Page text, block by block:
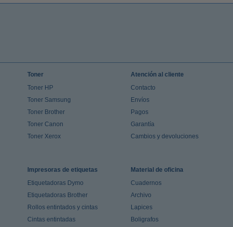
Toner
Toner HP
Toner Samsung
Toner Brother
Toner Canon
Toner Xerox
Atención al cliente
Contacto
Envíos
Pagos
Garantía
Cambios y devoluciones
Impresoras de etiquetas
Etiquetadoras Dymo
Etiquetadoras Brother
Rollos entintados y cintas
Cintas entintadas
Material de oficina
Cuadernos
Archivo
Lapices
Boligrafos